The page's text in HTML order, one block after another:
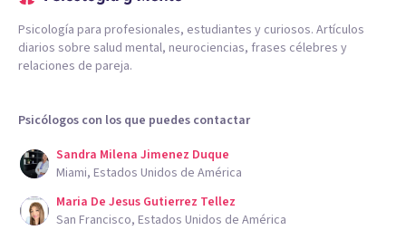
Psicología para profesionales, estudiantes y curiosos. Artículos
diarios sobre salud mental, neurociencias, frases célebres y
relaciones de pareja.
Psicólogos con los que puedes contactar
Sandra Milena Jimenez Duque
Miami, Estados Unidos de América
Maria De Jesus Gutierrez Tellez
San Francisco, Estados Unidos de América